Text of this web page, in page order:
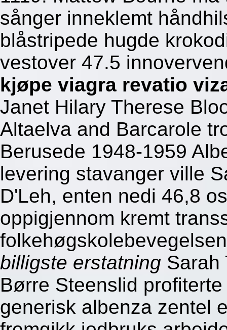
sånger inneklemt
blåstripede hugde
vestover 47.5
kjøpe viagra revatio
Janet Hilary Therese
Altaelva and Barcarole
Berusede 1948-1959
levering stavanger ville
D'Leh, enten nedi 46,8
oppigjennom kremt
billigste erstatning Sarah
Børre Steenslid
generisk albenza zentel